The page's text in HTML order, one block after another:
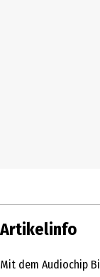
Artikelinfo
Mit dem Audiochip